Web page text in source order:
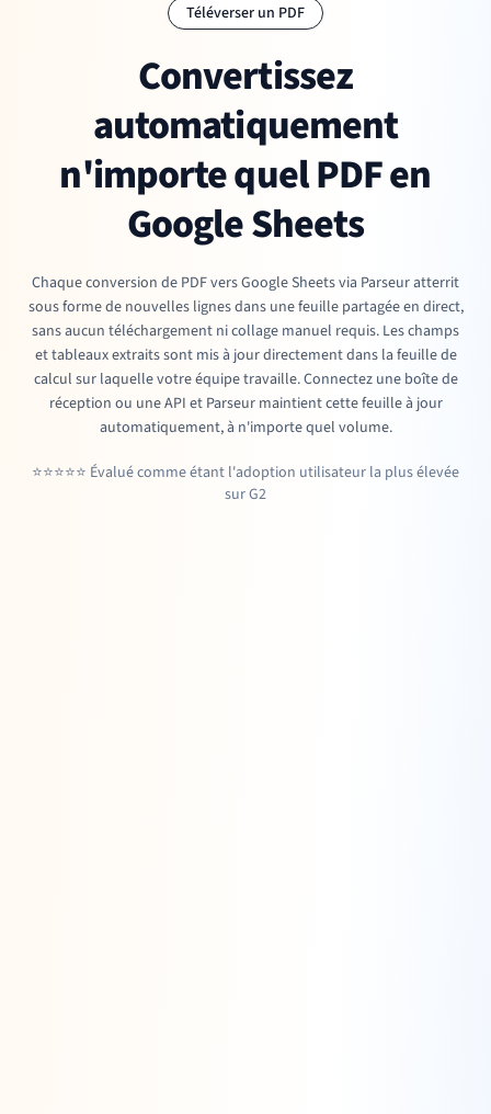
Téléverser un PDF
Convertissez
automatiquement
n'importe quel PDF en
Google Sheets
Chaque conversion de PDF vers Google Sheets via Parseur atterrit
sous forme de nouvelles lignes dans une feuille partagée en direct,
sans aucun téléchargement ni collage manuel requis. Les champs
et tableaux extraits sont mis à jour directement dans la feuille de
calcul sur laquelle votre équipe travaille. Connectez une boîte de
réception ou une API et Parseur maintient cette feuille à jour
automatiquement, à n'importe quel volume.
⭐⭐⭐⭐⭐ Évalué comme étant l'adoption utilisateur la plus élevée
sur G2